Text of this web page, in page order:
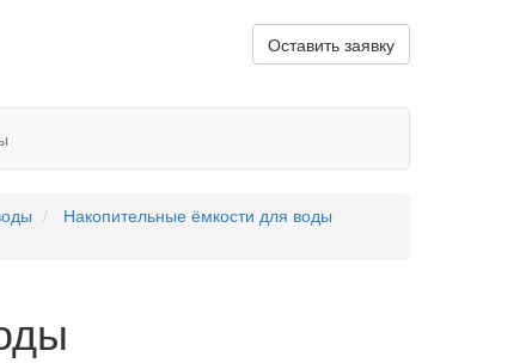
Оставить заявку
Накопительные ёмкости для воды